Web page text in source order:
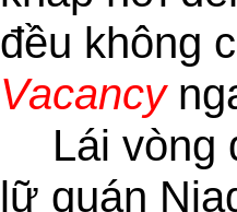
đều không
Vacancy
Lái vòng
lữ quán